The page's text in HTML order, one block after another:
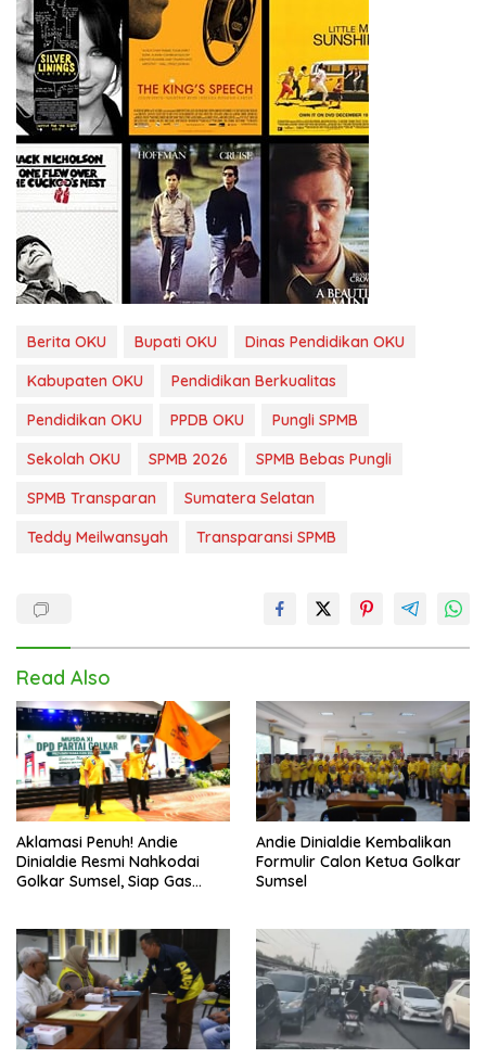
Berita OKU Bupati OKU
Dinas Pendidikan OKU
Kabupaten OKU
Pendidikan Berkualitas
Pendidikan OKU
PPDB OKU
Pungli SPMB
Sekolah OKU
SPMB 2026
SPMB Bebas Pungli
SPMB Transparan
Sumatera Selatan
Teddy Meilwansyah
Transparansi SPMB
Read Also
Aklamasi Penuh! Andie
Dinialdie Resmi Nahkodai
Golkar Sumsel, Siap Gas
Andie Dinialdie Kembalikan
Formulir Calon Ketua Golkar
Sumsel